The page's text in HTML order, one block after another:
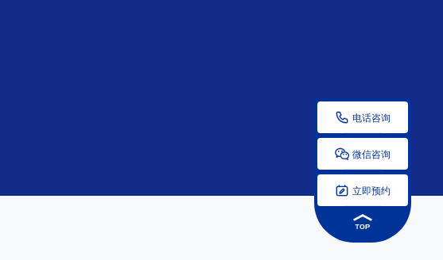
 电话咨询
 微信咨询
 立即预约